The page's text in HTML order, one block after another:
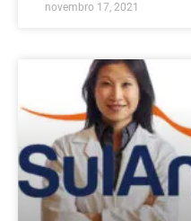
novembro 17, 2021